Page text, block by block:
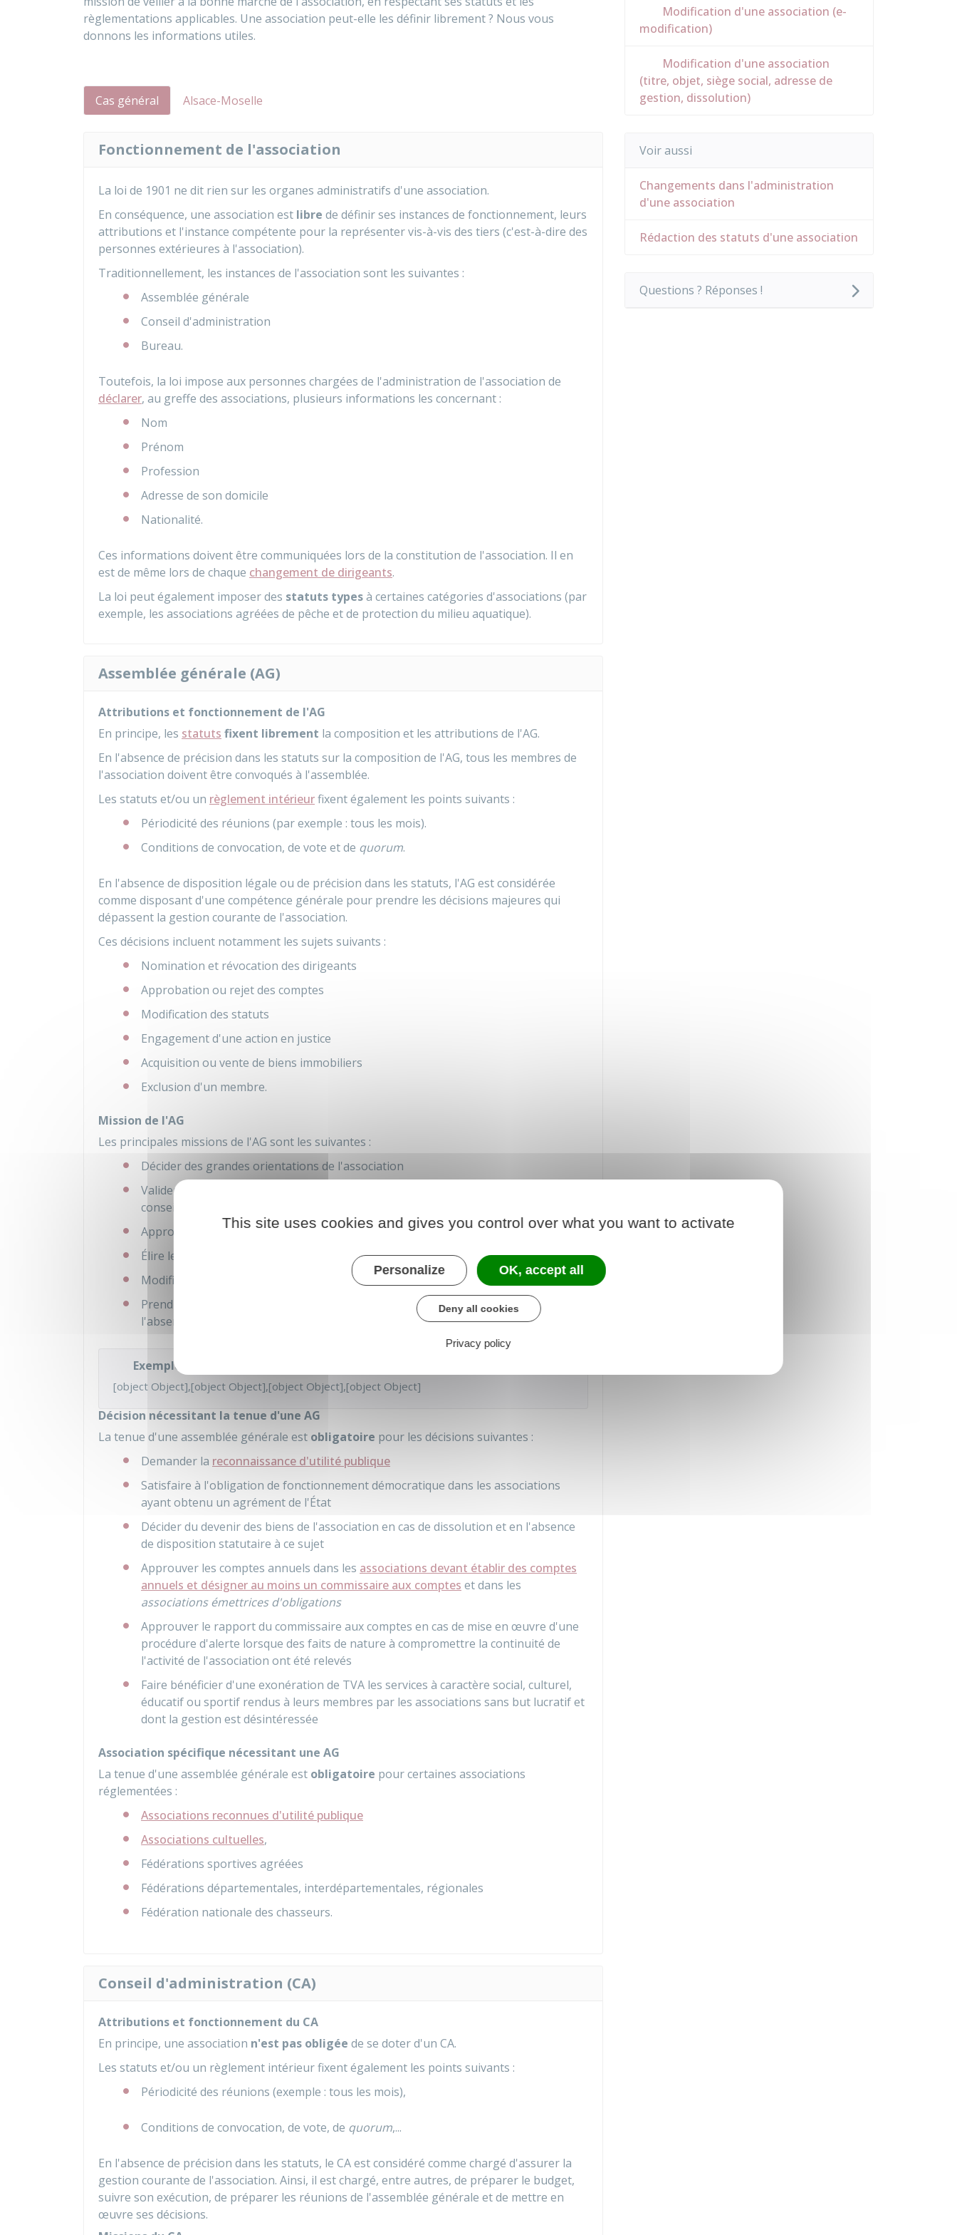
règlementations applicables. Une association peut-elle les définir librement ? Nous vous
donnons les informations utiles.
Cas général Alsace-Moselle
Fonctionnement de l'association
La loi de 1901 ne dit rien sur les organes administratifs d'une association.
En conséquence, une association est libre de définir ses instances de fonctionnement, leurs
attributions et l'instance compétente pour la représenter vis-à-vis des tiers (c'est-à-dire des
personnes extérieures à l'association).
Traditionnellement, les instances de l'association sont les suivantes :
Assemblée générale
Conseil d'administration
Bureau.
Toutefois, la loi impose aux personnes chargées de l'administration de l'association de
déclarer, au greffe des associations, plusieurs informations les concernant :
Nom
Prénom
Profession
Adresse de son domicile
Nationalité.
Ces informations doivent être communiquées lors de la constitution de l'association. Il en
est de même lors de chaque changement de dirigeants.
La loi peut également imposer des statuts typesà certaines catégories d'associations (par
exemple, les associations agréées de pêche et de protection du milieu aquatique).
Assemblée générale (AG)
Attributions et fonctionnement de l'AG
En principe, les statuts fixent librement la composition et les attributions de l'AG.
En l'absence de précision dans les statuts sur la composition de l'AG, tous les membres de
l'association doivent être convoqués à l'assemblée.
Les statuts et/ou un règlement intérieurfixent également les points suivants :
Périodicité des réunions (par exemple : tous les mois).
Conditions de convocation, de vote et de quorum.
En l'absence de disposition légale ou de précision dans les statuts, l'AG est considérée
comme disposant d'une compétence générale pour prendre les décisions majeures qui
dépassent la gestion courante de l'association.
Ces décisions incluent notamment les sujets suivants :
Nomination et révocation des dirigeants
Approbation ou rejet des comptes
Modification des statuts
Engagement d'une action en justice
Acquisition ou vente de biens immobiliers
Exclusion d'un membre.
Mission de l'AG
Les principales missions de l'AG sont les suivantes :
Décider des grandes orientations de l'association
Valider les rapports moral, financier et d'activité présentés par le bureau ou le
conseil d'administration
Approuver les comptes annuels et le budget prévisionnel
Élire les membres du conseil d'administration ou du bureau
Modifier les statuts ou décider de la dissolution de l'association
Prendre les décisions qui ne relèvent pas de la gestion courante de l'association en
l'absence de précision dans les statuts (compétence générale).
Exemple
[object Object],[object Object],[object Object],[object Object]
Décision nécessitant la tenue d'une AG
La tenue d'une assemblée générale est obligatoire pour les décisions suivantes :
Demander la reconnaissance d'utilité publique
Satisfaire à l'obligation de fonctionnement démocratique dans les associations
ayant obtenu un agrément de l'État
Décider du devenir des biens de l'association en cas de dissolution et en l'absence
de disposition statutaire à ce sujet
Approuver les comptes annuels dans les associations devant établir des comptes
annuels et désigner au moins un commissaire aux comptes et dans les
associations émettrices d'obligations
Approuver le rapport du commissaire aux comptes en cas de mise en œuvre d'une
procédure d'alerte lorsque des faits de nature à compromettre la continuité de
l'activité de l'association ont été relevés
Faire bénéficier d'une exonération de TVA les services à caractère social, culturel,
éducatif ou sportif rendus à leurs membres par les associations sans but lucratif et
dont la gestion est désintéressée
Association spécifique nécessitant une AG
La tenue d'une assemblée générale est obligatoire pour certaines associations
réglementées :
Associations reconnues d'utilité publique
Associations cultuelles,
Fédérations sportives agréées
Fédérations départementales, interdépartementales, régionales
Fédération nationale des chasseurs.
Conseil d'administration (CA)
Attributions et fonctionnement du CA
En principe, une association n'est pas obligée de se doter d'un CA.
Les statuts et/ou un règlement intérieur fixent également les points suivants :
Périodicité des réunions (exemple : tous les mois),
Conditions de convocation, de vote, de quorum,...
En l'absence de précision dans les statuts, le CA est considéré comme chargé d'assurer la
gestion courante de l'association. Ainsi, il est chargé, entre autres, de préparer le budget,
suivre son exécution, de préparer les réunions de l'assemblée générale et de mettre en
œuvre ses décisions.
Modification d'une association (e-
modification)
Modification d'une association
(titre, objet, siège social, adresse de
gestion, dissolution)
Voir aussi
Changements dans l'administration
d'une association
Rédaction des statuts d'une association
Questions ? Réponses !
This site uses cookies and gives you control over what you want to activate
Personalize OK, accept all
Deny all cookies
Privacy policy